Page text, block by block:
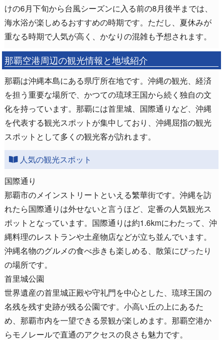
けの6月下旬から台風シーズンに入る前の8月後半までは、
海水浴が楽しめるおすすめの時期です。ただし、夏休みが
重なる時期で人気が高く、かなりの混雑も予想されます。
那覇空港周辺の観光情報と地域紹介
那覇は沖縄本島にある県庁所在地です。沖縄の観光、経済
を担う重要な場所で、かつての琉球王国から続く独自の文
化を持っています。那覇には首里城、国際通りなど、沖縄
を代表する観光スポットが集中しており、沖縄屈指の観光
スポットとして多くの観光客が訪れます。
人気の観光スポット
国際通り
那覇市のメインストリートといえる繁華街です。沖縄を訪
れたら国際通りは外せないと言うほど、定番の人気観光ス
ポットとなっています。国際通りは約1.6kmにわたって、沖
縄料理のレストランや土産物店などが立ち並んでいます。
沖縄名物のグルメの食べ歩きも楽しめる、散策にぴったり
の場所です。
首里城公園
世界遺産の首里城正殿や守礼門を中心とした、琉球王国の
名残を残す史跡が残る公園です。小高い丘の上にあるた
め、那覇市内を一望できる景観が楽しめます。那覇空港か
らモノレールで直通のアクセスの良さも魅力です。